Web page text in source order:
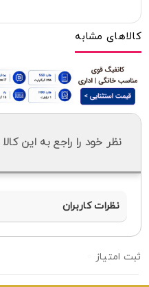
کالاهای مشابه
نظر خود را راجع به این
نظرات کاربران